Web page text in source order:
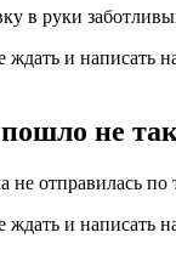
в руки
и написать
не
не отправилась
и написать